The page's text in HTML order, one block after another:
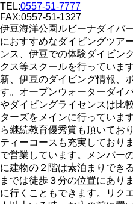
TEL:0557-51-7777
FAX:0557-51-1327
伊豆海洋公園ルビーナダイバ
におすすめなダイビングツア
ンス、伊豆での体験ダイビン
クス等スクールを行っていま
新、伊豆のダイビング情報、
す。オープンウォーターダイ
やダイビングライセンスは比
ターズをメインに行っていま
ら継続教育優秀賞も頂いてお
ティーコースも充実しており
で営業しています。メンバー
に建物の２階は素泊まりでき
までは徒歩３分の位置にあり
に行くこともできます。リク